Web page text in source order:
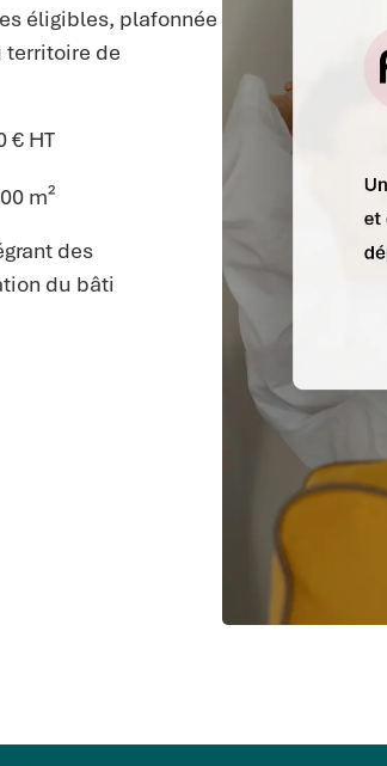
éligibles, plafonnée
territoire de
€ HT
m²
des
du bâti